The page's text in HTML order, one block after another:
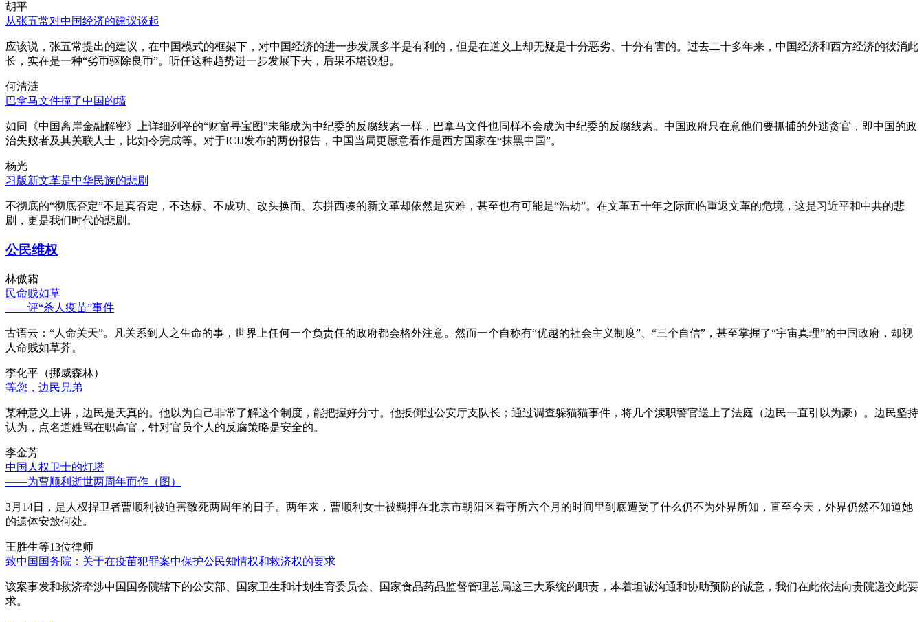
胡平
从张五常对中国经济的建议谈起
应该说，张五常提出的建议，在中国模式的框架下，对中国经济的进一步发展多半是有利的，但是在道义上却无疑是十分恶劣、十分有害的。过去二十多年来，中国经济和西方经济的彼消此
长，实在是一种“劣币驱除良币”。听任这种趋势进一步发展下去，后果不堪设想。
何清涟
巴拿马文件撞了中国的墙
如同《中国离岸金融解密》上详细列举的“财富寻宝图”未能成为中纪委的反腐线索一样，巴拿马文件也同样不会成为中纪委的反腐线索。中国政府只在意他们要抓捕的外逃贪官，即中国的政
治失败者及其关联人士，比如令完成等。对于ICIJ发布的两份报告，中国当局更愿意看作是西方国家在“抹黑中国”。
杨光
习版新文革是中华民族的悲剧
不彻底的“彻底否定”不是真否定，不达标、不成功、改头换面、东拼西凑的新文革却依然是灾难，甚至也有可能是“浩劫”。在文革五十年之际面临重返文革的危境，这是习近平和中共的悲
剧，更是我们时代的悲剧。
公民维权
林傲霜
民命贱如草
——评“杀人疫苗”事件
古语云：“人命关天”。凡关系到人之生命的事，世界上任何一个负责任的政府都会格外注意。然而一个自称有“优越的社会主义制度”、“三个自信”，甚至掌握了“宇宙真理”的中国政府，却视
人命贱如草芥。
李化平（挪威森林）
等您，边民兄弟
某种意义上讲，边民是天真的。他以为自己非常了解这个制度，能把握好分寸。他扳倒过公安厅支队长；通过调查躲猫猫事件，将几个渎职警官送上了法庭（边民一直引以为豪）。边民坚持
认为，点名道姓骂在职高官，针对官员个人的反腐策略是安全的。
李金芳
中国人权卫士的灯塔
——为曹顺利逝世两周年而作（图）
3月14日，是人权捍卫者曹顺利被迫害致死两周年的日子。两年来，曹顺利女士被羁押在北京市朝阳区看守所六个月的时间里到底遭受了什么仍不为外界所知，直至今天，外界仍然不知道她
的遗体安放何处。
王胜生等13位律师
致中国国务院：关于在疫苗犯罪案中保护公民知情权和救济权的要求
该案事发和救济牵涉中国国务院辖下的公安部、国家卫生和计划生育委员会、国家食品药品监督管理总局这三大系统的职责，本着坦诚沟通和协助预防的诚意，我们在此依法向贵院递交此要
求。